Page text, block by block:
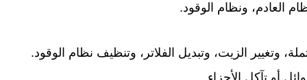
العادم، ونظام الوقود.
الزيت، وتبديل الفلاتر، وتنظيف نظام الوقود.
أو تآكل الأجزاء.